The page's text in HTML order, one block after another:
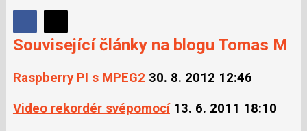
Sdílejte
na
Sdílejte
na
X
Související články na blogu Tomas M
Raspberry PI s MPEG2 30. 8. 2012 12:46
Video rekordér svépomocí 13. 6. 2011 18:10